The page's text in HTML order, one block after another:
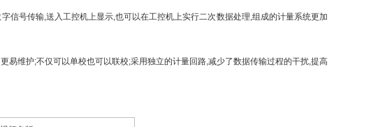
信号传输,送入工控机上显示,也可以在工控机上实行二次数据处理,组成的计量系统更加
维护;不仅可以单校也可以联校;采用独立的计量回路,减少了数据传输过程的干扰,提高